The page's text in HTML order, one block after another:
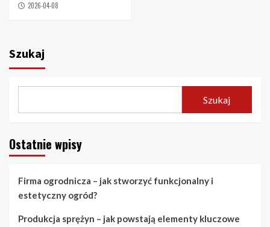
2026-04-08
Szukaj
Szukaj
Ostatnie wpisy
Firma ogrodnicza – jak stworzyć funkcjonalny i
estetyczny ogród?
Produkcja sprężyn – jak powstają elementy kluczowe